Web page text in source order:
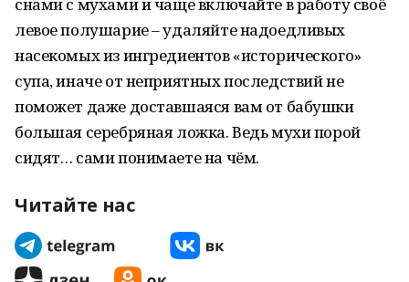
левое полушарие – удаляйте надоедливых
насекомых из ингредиентов «исторического»
супа, иначе от неприятных последствий не
поможет даже доставшаяся вам от бабушки
большая серебряная ложка. Ведь мухи порой
сидят… сами понимаете на чём.
Читайте нас